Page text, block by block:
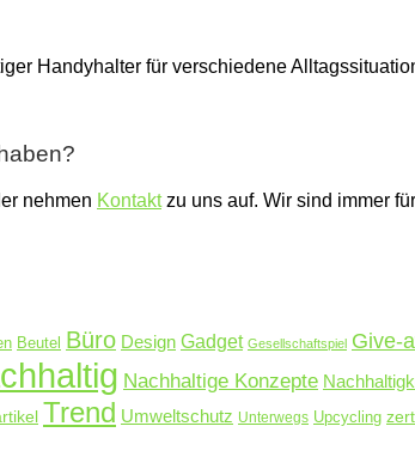
Handyhalter für verschiedene
nehmen Kontaktzu uns auf. Wir sind immer
Beutel Büro Design Gadget Gesellschaftspiel Give-
Nachhaltige Konzepte
Trend Umweltschutz Unterwegs Upcycling